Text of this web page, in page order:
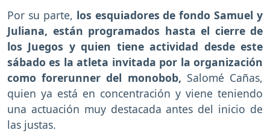
Por su parte, los esquiadores de fondo Samuel y
Juliana, están programados hasta el cierre de
los Juegos y quien tiene actividad desde este
sábado es la atleta invitada por la organización
como forerunner del monobob, Salomé Cañas,
quien ya está en concentración y viene teniendo
una actuación muy destacada antes del inicio de
las justas.